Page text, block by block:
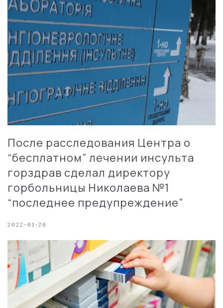
После расследования Центра о
“бесплатном” лечении инсульта
горздрав сделал директору
горбольницы Николаева №1
“последнее предупреждение”
2022-01-26